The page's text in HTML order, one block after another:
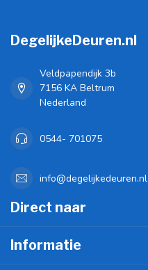
DegelijkeDeuren.nl
Veldpapendijk 3b
7156 KA Beltrum
Nederland
0544- 701075
info@degelijkedeuren.nl
Direct naar
Informatie